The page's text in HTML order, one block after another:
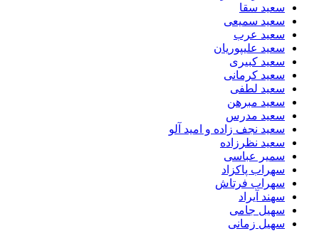
سعید سقا
سعید سمیعی
سعید عرب
سعید علیپوریان
سعید کبیری
سعید کرمانی
سعید لطفی
سعید مبرهن
سعید مدرس
سعید نجف زاده و امید آلو
سعید نظرزاده
سمیر عباسی
سهراب پاکزاد
سهراب فرتاش
سهند آیراد
سهیل جامی
سهیل زمانی